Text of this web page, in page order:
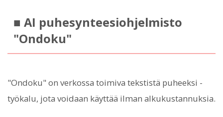
■ AI puhesynteesiohjelmisto
"Ondoku"
"Ondoku" on verkossa toimiva tekstistä puheeksi -
työkalu, jota voidaan käyttää ilman alkukustannuksia.